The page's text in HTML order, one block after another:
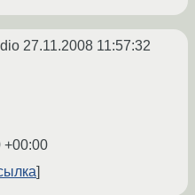
27.11.2008 11:57:32
+00:00